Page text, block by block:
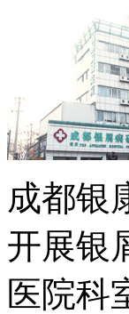
成都银
开展银
医院科